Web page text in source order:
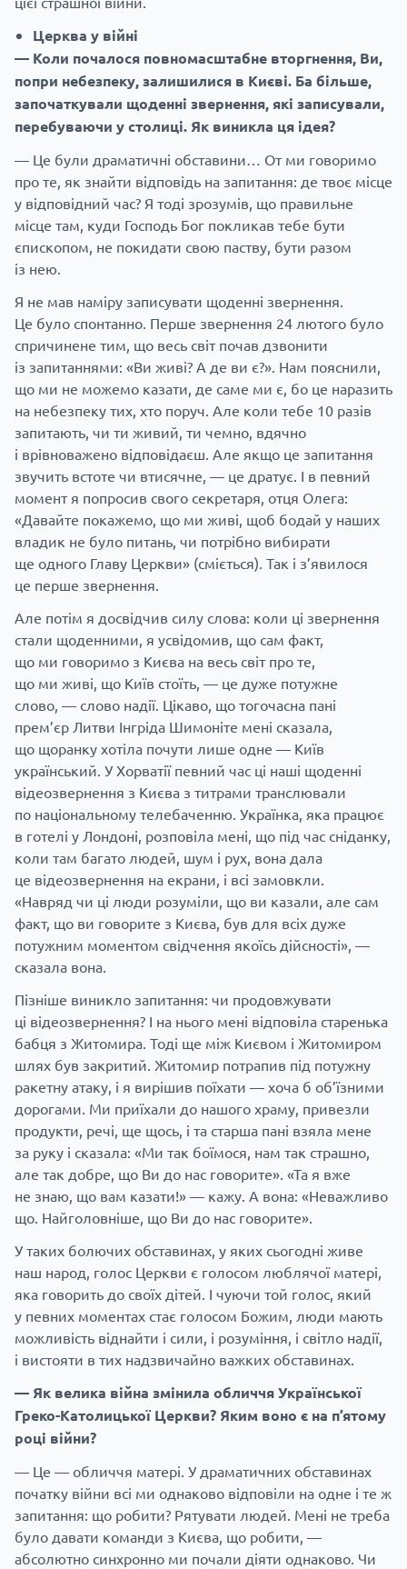
Церква у війні
— Коли почалося повномасштабне вторгнення, Ви,
попри небезпеку, залишилися в Києві. Ба більше,
започаткували щоденні звернення, які записували,
перебуваючи у столиці. Як виникла ця ідея?
— Це були драматичні обставини… От ми говоримо
про те, як знайти відповідь на запитання: де твоє місце
у відповідний час? Я тоді зрозумів, що правильне
місце там, куди Господь Бог покликав тебе бути
єпископом, не покидати свою паству, бути разом
із нею.
Я не мав наміру записувати щоденні звернення.
Це було спонтанно. Перше звернення 24 лютого було
спричинене тим, що весь світ почав дзвонити
із запитаннями: «Ви живі? А де ви є?». Нам пояснили,
що ми не можемо казати, де саме ми є, бо це наразить
на небезпеку тих, хто поруч. Але коли тебе 10 разів
запитають, чи ти живий, ти чемно, вдячно
і врівноважено відповідаєш. Але якщо це запитання
звучить встоте чи втисячне, — це дратує. І в певний
момент я попросив свого секретаря, отця Олега:
«Давайте покажемо, що ми живі, щоб бодай у наших
владик не було питань, чи потрібно вибирати
ще одного Главу Церкви» (сміється). Так і з’явилося
це перше звернення.
Але потім я досвідчив силу слова: коли ці звернення
стали щоденними, я усвідомив, що сам факт,
що ми говоримо з Києва на весь світ про те,
що ми живі, що Київ стоїть, — це дуже потужне
слово, — слово надії. Цікаво, що тогочасна пані
прем’єр Литви Інгріда Шимоніте мені сказала,
що щоранку хотіла почути лише одне — Київ
український. У Хорватії певний час ці наші щоденні
відеозвернення з Києва з титрами транслювали
по національному телебаченню. Українка, яка працює
в готелі у Лондоні, розповіла мені, що під час сніданку,
коли там багато людей, шум і рух, вона дала
це відеозвернення на екрани, і всі замовкли.
«Навряд чи ці люди розуміли, що ви казали, але сам
факт, що ви говорите з Києва, був для всіх дуже
потужним моментом свідчення якоїсь дійсності», —
сказала вона.
Пізніше виникло запитання: чи продовжувати
ці відеозвернення? І на нього мені відповіла старенька
бабця з Житомира. Тоді ще між Києвом і Житомиром
шлях був закритий. Житомир потрапив під потужну
ракетну атаку, і я вирішив поїхати — хоча б об’їзними
дорогами. Ми приїхали до нашого храму, привезли
продукти, речі, ще щось, і та старша пані взяла мене
за руку і сказала: «Ми так боїмося, нам так страшно,
але так добре, що Ви до нас говорите». «Та я вже
не знаю, що вам казати!» — кажу. А вона: «Неважливо
що. Найголовніше, що Ви до нас говорите».
У таких болючих обставинах, у яких сьогодні живе
наш народ, голос Церкви є голосом люблячої матері,
яка говорить до своїх дітей. І чуючи той голос, який
у певних моментах стає голосом Божим, люди мають
можливість віднайти і сили, і розуміння, і світло надії,
і вистояти в тих надзвичайно важких обставинах.
— Як велика війна змінила обличчя Української
Греко-Католицької Церкви? Яким воно є на п’ятому
році війни?
— Це — обличчя матері. У драматичних обставинах
початку війни всі ми однаково відповіли на одне і те ж
запитання: що робити? Рятувати людей. Мені не треба
було давати команди з Києва, що робити, —
абсолютно синхронно ми почали діяти однаково. Чи